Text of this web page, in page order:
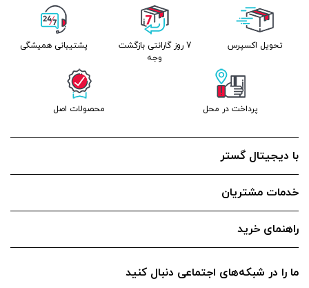
تحویل اکسپرس
7 روز گارانتی بازگشت
وجه
پشتیبانی همیشگی
پرداخت در محل محصولات اصل
با دیجیتال گستر
خدمات مشتریان
راهنمای خرید
ما را در شبکه‌های اجتماعی دنبال کنید